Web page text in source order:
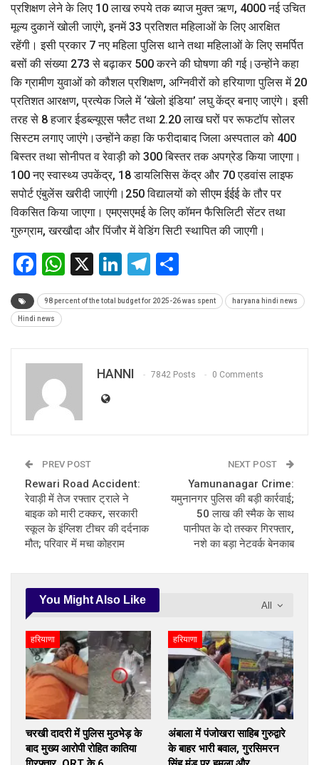
प्रशिक्षण लेने के लिए 10 लाख रुपये तक ब्याज मुक्त ऋण, 4000 नई उचित
मूल्य दुकानें खोली जाएंगे, इनमें 33 प्रतिशत महिलाओं के लिए आरक्षित
रहेंगी। इसी प्रकार 7 नए महिला पुलिस थाने तथा महिलाओं के लिए समर्पित
बसों की संख्या 273 से बढ़ाकर 500 करने की घोषणा की गई।उन्होंने कहा
कि ग्रामीण युवाओं को कौशल प्रशिक्षण, अग्निवीरों को हरियाणा पुलिस में 20
प्रतिशत आरक्षण, प्रत्येक जिले में ‘खेलो इंडिया’ लघु केंद्र बनाए जाएंगे। इसी
तरह से 8 हजार ईडब्ल्यूएस फ्लैट तथा 2.20 लाख घरों पर रूफटॉप सोलर
सिस्टम लगाए जाएंगे।उन्होंने कहा कि फरीदाबाद जिला अस्पताल को 400
बिस्तर तथा सोनीपत व रेवाड़ी को 300 बिस्तर तक अपग्रेड किया जाएगा।
100 नए स्वास्थ्य उपकेंद्र, 18 डायलिसिस केंद्र और 70 एडवांस लाइफ
सपोर्ट एंबुलेंस खरीदी जाएंगी।250 विद्यालयों को सीएम ईईई के तौर पर
विकसित किया जाएगा। एमएसएमई के लिए कॉमन फैसिलिटी सेंटर तथा
गुरुग्राम, खरखौदा और पिंजौर में वेडिंग सिटी स्थापित की जाएगी।
Facebook
WhatsApp
X LinkedIn
Telegram
98 percent of the total budget for 2025-26 was spent haryana hindi news
Hindi news
HANNI 7842 Posts 0 Comments
PREV POST
Rewari Road Accident:
रेवाड़ी में तेज रफ्तार ट्राले ने
बाइक को मारी टक्कर, सरकारी
स्कूल के इंग्लिश टीचर की दर्दनाक
मौत; परिवार में मचा कोहराम
NEXT POST
Yamunanagar Crime:
यमुनानगर पुलिस की बड़ी कार्रवाई;
50 लाख की स्मैक के साथ
पानीपत के दो तस्कर गिरफ्तार,
नशे का बड़ा नेटवर्क बेनकाब
All
You Might Also Like
हरियाणा
चरखी दादरी में पुलिस मुठभेड़ के
बाद मुख्य आरोपी रोहित कातिया
हरियाणा
अंबाला में पंजोखरा साहिब गुरुद्वारे
के बाहर भारी बवाल, गुरसिमरन